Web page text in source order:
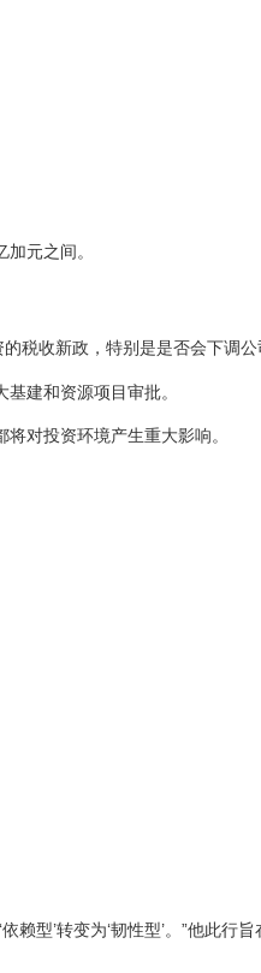
元之间。
税收新政，特别是是否会下调
建和资源项目审批。
对投资环境产生重大影响。
依赖型’转变为‘韧性型’。”他此行